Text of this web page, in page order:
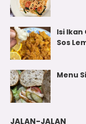
Isi
Sos
Menu
JALAN-JALAN